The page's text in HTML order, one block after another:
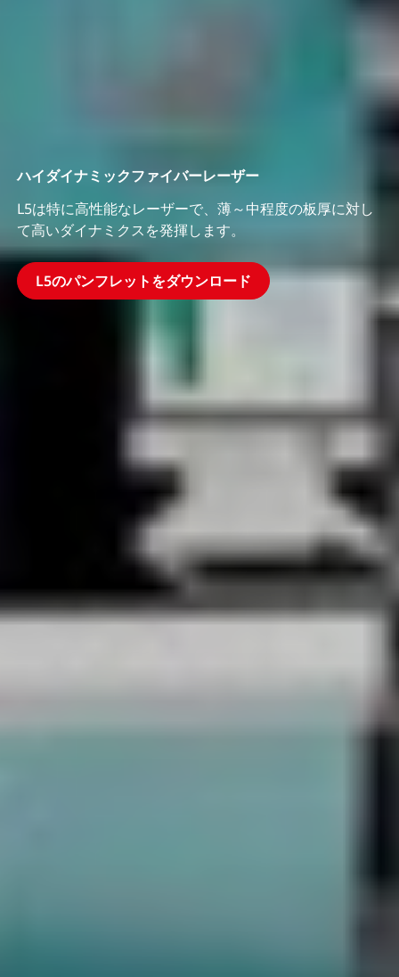
ハイダイナミックファイバーレーザー
L5は特に高性能なレーザーで、薄～中程度の板厚に対し
て高いダイナミクスを発揮します。
L5のパンフレットをダウンロード